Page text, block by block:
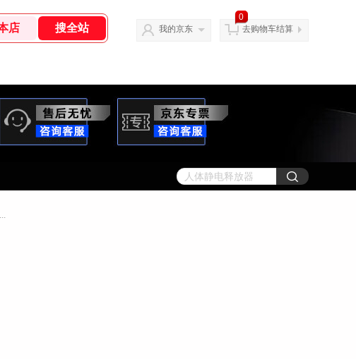
我的京东
0
去购物车结算